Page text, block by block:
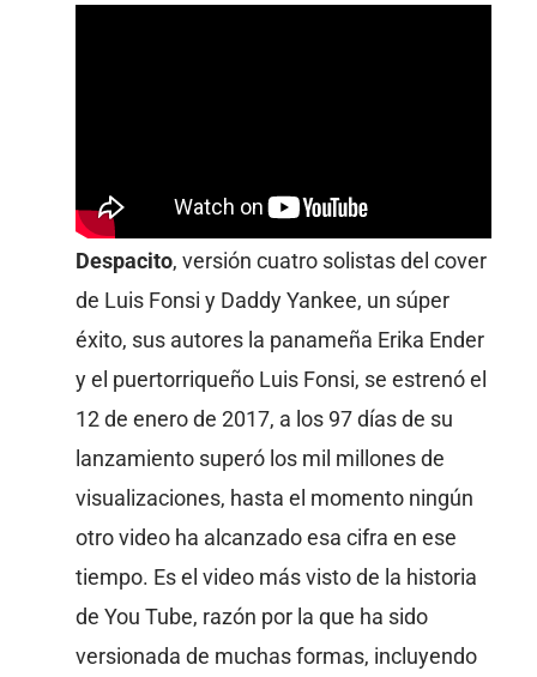
Despacito, versión cuatro solistas del cover
de Luis Fonsi y Daddy Yankee, un súper
éxito, sus autores la panameña Erika Ender
y el puertorriqueño Luis Fonsi, se estrenó el
12 de enero de 2017, a los 97 días de su
lanzamiento superó los mil millones de
visualizaciones, hasta el momento ningún
otro video ha alcanzado esa cifra en ese
tiempo. Es el video más visto de la historia
de You Tube, razón por la que ha sido
versionada de muchas formas, incluyendo